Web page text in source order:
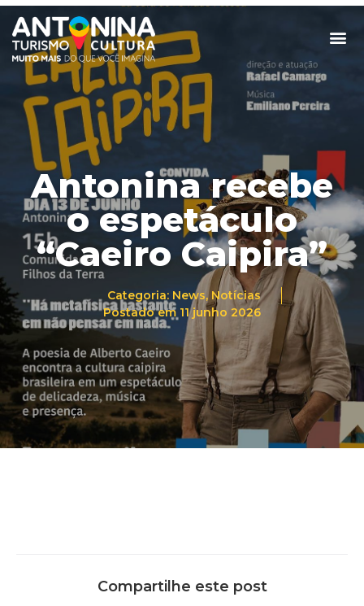
Antonina recebe
o espetáculo
“Caeiro Caipira”
Categoria: News, Notícias
Postado em 11 junho 2026
Compartilhe este post